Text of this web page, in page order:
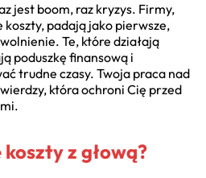
jest boom, raz kryzys. Firmy,
padają jako pierwsze,
Te, które działają
poduszkę finansową i
trudne czasy. Twoja praca nad
która ochroni Cię przed
z głową?